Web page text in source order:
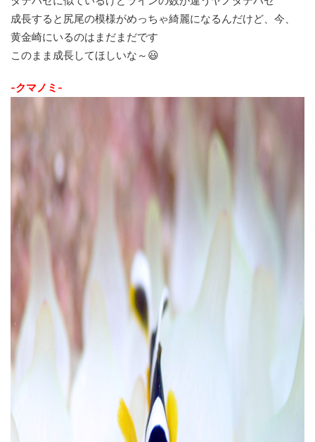
成長すると尻尾の模様がめっちゃ綺麗になるんだけど、今、
黄金崎にいるのはまだまだです
このまま成長してほしいな～😃
-クマノミ-